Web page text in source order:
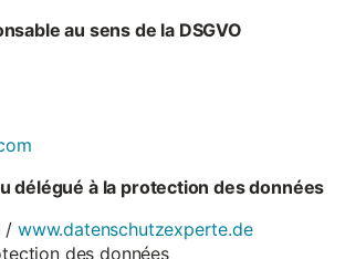
au sens de la DSGVO
délégué à la protection des données
/www.datenschutzexperte.de
des données